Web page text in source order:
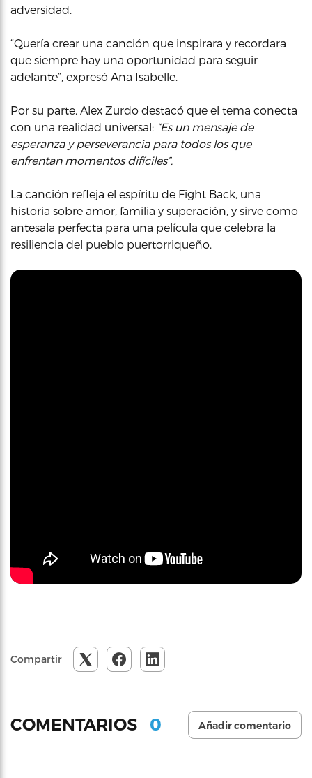
adversidad.
“Quería crear una canción que inspirara y recordara
que siempre hay una oportunidad para seguir
adelante”, expresó Ana Isabelle.
Por su parte, Alex Zurdo destacó que el tema conecta
con una realidad universal: “Es un mensaje de
esperanza y perseverancia para todos los que
enfrentan momentos difíciles”.
La canción refleja el espíritu de Fight Back, una
historia sobre amor, familia y superación, y sirve como
antesala perfecta para una película que celebra la
resiliencia del pueblo puertorriqueño.
Compartir
COMENTARIOS 0 Añadir comentario